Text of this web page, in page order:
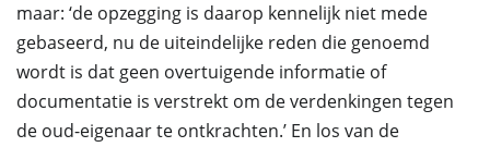
maar: ‘de opzegging is daarop kennelijk niet mede
gebaseerd, nu de uiteindelijke reden die genoemd
wordt is dat geen overtuigende informatie of
documentatie is verstrekt om de verdenkingen tegen
de oud-eigenaar te ontkrachten.’ En los van de